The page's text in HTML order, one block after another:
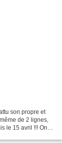
son propre et
de 2 lignes,
le 15 avril !!! On a